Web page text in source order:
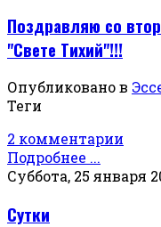
Поздравляю со
"Свете Тихий"!!!
Опубликовано в
Теги
2 комментарии
Подробнее ...
Суббота, 25 января
Сутки